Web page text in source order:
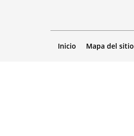
Inicio Mapa del sitio